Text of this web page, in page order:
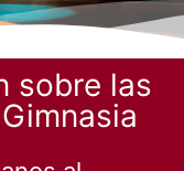
sobre las